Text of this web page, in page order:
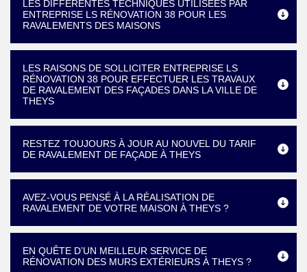
LES DIFFÉRENTES TECHNIQUES UTILISÉES PAR
ENTREPRISE LS RÉNOVATION 38 POUR LES
RAVALEMENTS DES MAISONS
LES RAISONS DE SOLLICITER ENTREPRISE LS
RÉNOVATION 38 POUR EFFECTUER LES TRAVAUX
DE RAVALEMENT DES FAÇADES DANS LA VILLE DE
THEYS
RESTEZ TOUJOURS À JOUR AU NOUVEL DU TARIF
DE RAVALEMENT DE FAÇADE À THEYS
AVEZ-VOUS PENSÉ À LA RÉALISATION DE
RAVALEMENT DE VOTRE MAISON À THEYS ?
EN QUÊTE D’UN MEILLEUR SERVICE DE
RÉNOVATION DES MURS EXTÉRIEURS À THEYS ?